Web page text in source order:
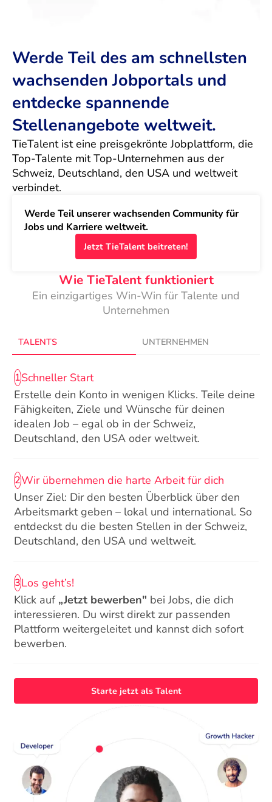
Werde Teil des am schnellsten
wachsenden Jobportals und
entdecke spannende
Stellenangebote weltweit.
TieTalent ist eine preisgekrönte Jobplattform, die
Top-Talente mit Top-Unternehmen aus der
Schweiz, Deutschland, den USA und weltweit
verbindet.
Werde Teil unserer wachsenden Community für
Jobs und Karriere weltweit.
Jetzt TieTalent beitreten!
Wie TieTalent funktioniert
Ein einzigartiges Win-Win für Talente und
Unternehmen
TALENTS UNTERNEHMEN
1Schneller Start
Erstelle dein Konto in wenigen Klicks. Teile deine
Fähigkeiten, Ziele und Wünsche für deinen
idealen Job – egal ob in der Schweiz,
Deutschland, den USA oder weltweit.
2Wir übernehmen die harte Arbeit für dich
Unser Ziel: Dir den besten Überblick über den
Arbeitsmarkt geben – lokal und international. So
entdeckst du die besten Stellen in der Schweiz,
Deutschland, den USA und weltweit.
3Los geht’s!
Klick auf „Jetzt bewerben" bei Jobs, die dich
interessieren. Du wirst direkt zur passenden
Plattform weitergeleitet und kannst dich sofort
bewerben.
Starte jetzt als Talent